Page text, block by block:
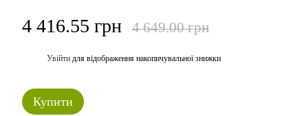
4 416.55 грн 4 649.00 грн
Увійти для відображення накопичувальної знижки
Купити